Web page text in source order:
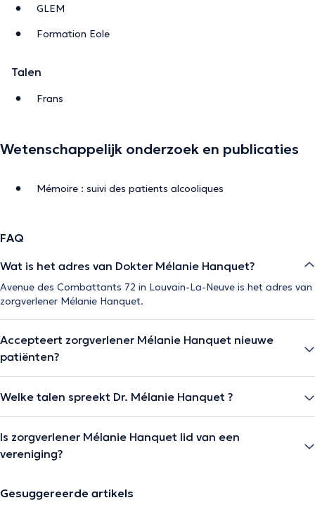
GLEM
Formation Eole
Talen
Frans
Wetenschappelijk onderzoek en publicaties
Mémoire : suivi des patients alcooliques
FAQ
Wat is het adres van Dokter Mélanie Hanquet?
Avenue des Combattants 72 in Louvain-La-Neuve is het adres van
zorgverlener Mélanie Hanquet.
Accepteert zorgverlener Mélanie Hanquet nieuwe
patiënten?
Welke talen spreekt Dr. Mélanie Hanquet ?
Is zorgverlener Mélanie Hanquet lid van een
vereniging?
Gesuggereerde artikels